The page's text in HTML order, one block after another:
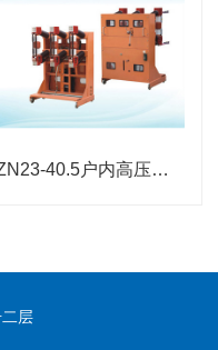
ZN23-40.5户内高压真空断路器手车式/固定式
层